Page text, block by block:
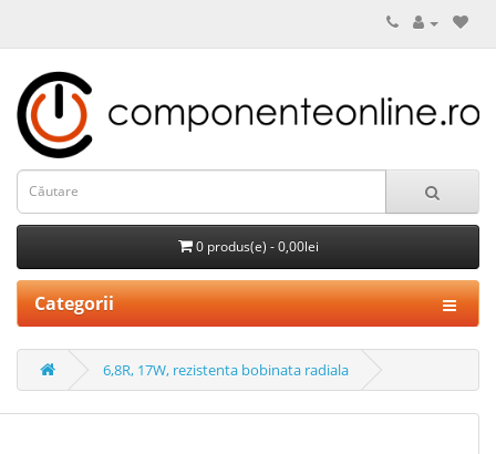
0 produs(e) - 0,00lei
Categorii
6,8R, 17W, rezistenta bobinata radiala